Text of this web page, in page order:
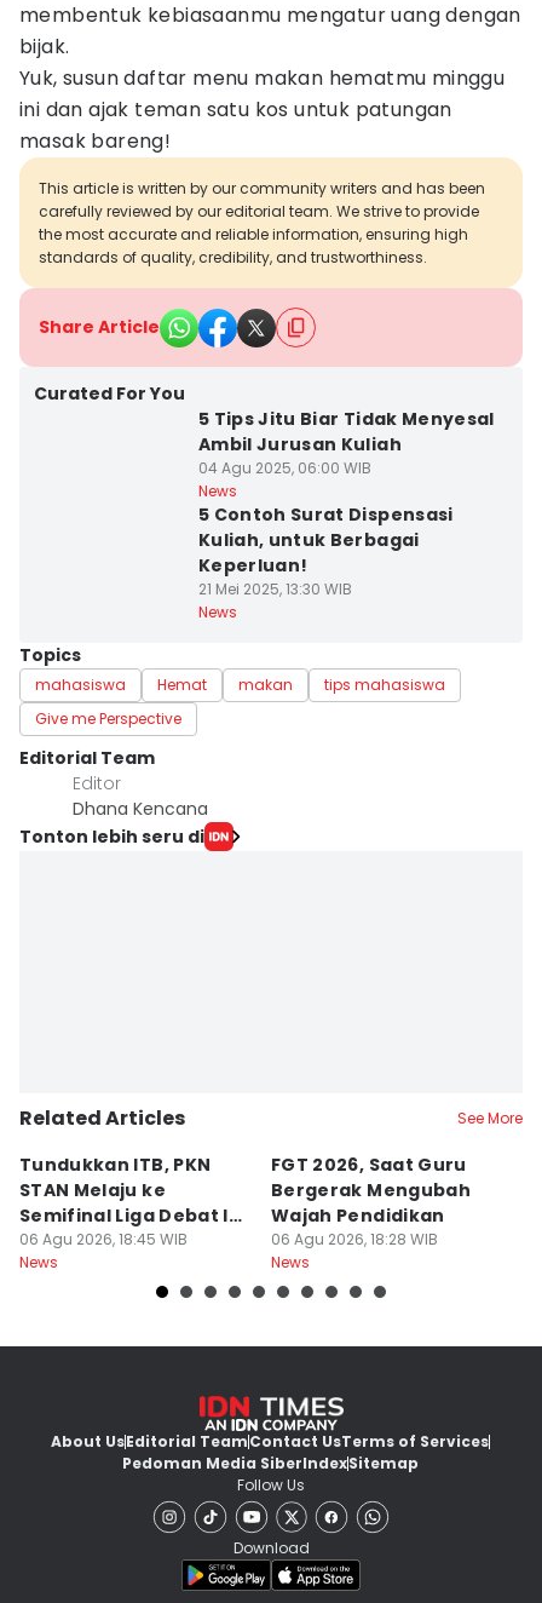
membentuk kebiasaanmu mengatur uang dengan
bijak.
Yuk, susun daftar menu makan hematmu minggu
ini dan ajak teman satu kos untuk patungan
masak bareng!
This article is written by our community writers and has been
carefully reviewed by our editorial team. We strive to provide
the most accurate and reliable information, ensuring high
standards of quality, credibility, and trustworthiness.
Share Article
Curated For You
5 Tips Jitu Biar Tidak Menyesal
Ambil Jurusan Kuliah
04 Agu 2025, 06:00 WIB
News
5 Contoh Surat Dispensasi
Kuliah, untuk Berbagai
Keperluan!
21 Mei 2025, 13:30 WIB
News
Topics
mahasiswa Hemat makan
tips mahasiswa
Give me Perspective
Editorial Team
Editor
Dhana Kencana
Tonton lebih seru di
Related Articles See More
Tundukkan ITB, PKN
STAN Melaju ke
Semifinal Liga Debat IDN
Times 2026
06 Agu 2026, 18:45 WIB
News
FGT 2026, Saat Guru
Bergerak Mengubah
Wajah Pendidikan
06 Agu 2026, 18:28 WIB
News
About UsEditorial TeamContact UsTerms of Services
Pedoman Media SiberIndexSitemap
Follow Us
Download